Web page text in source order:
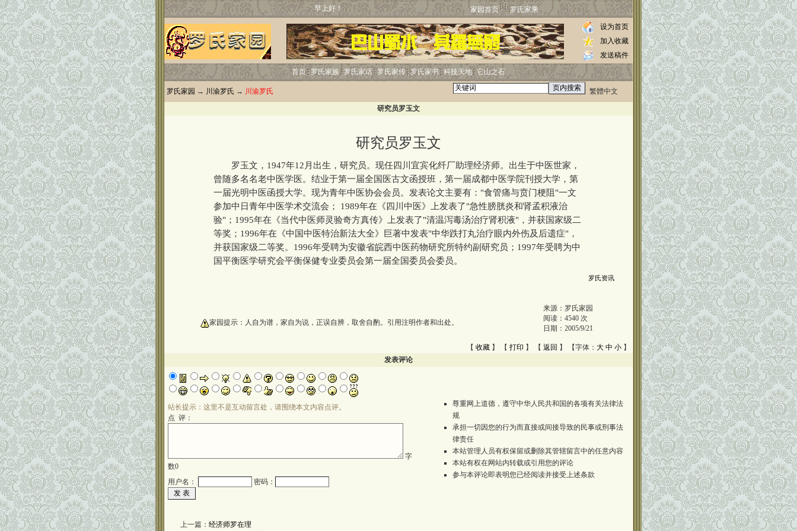
早上好！ 家园首页 罗氏家乘
设为首页
加入收藏
发送稿件
首页 罗氏家族 罗氏家话 罗氏家传 罗氏家书 科技天地 它山之石
罗氏家园 → 川渝罗氏 → 川渝罗氏 繁體中文
研究员罗玉文
研究员罗玉文
罗玉文，1947年12月出生，研究员。现任四川宜宾化纤厂助理经济师。出生于中医世家，
曾随多名名老中医学医。结业于第一届全国医古文函授班，第一届成都中医学院刊授大学，第
一届光明中医函授大学。现为青年中医协会会员。发表论文主要有："食管痛与贲门梗阻"一文
参加中日青年中医学术交流会； 1989年在《四川中医》上发表了"急性膀胱炎和肾孟积液治
验"；1995年在《当代中医师灵验奇方真传》上发表了"清温泻毒汤治疗肾积液"，并获国家级二
等奖；1996年在《中国中医特治新法大全》巨著中发表"中华跌打丸治疗眼内外伤及后遗症"，
并获国家级二等奖。1996年受聘为安徽省皖西中医药物研究所特约副研究员；1997年受聘为中
国平衡医学研究会平衡保健专业委员会第一届全国委员会委员。
罗氏资讯
家园提示：人自为谱，家自为说，正误自辨，取舍自酌。引用注明作者和出处。
来源： 罗氏家园
阅读： 4540 次
日期： 2005/9/21
【 收藏 】 【 打印 】 【 返回 】 【字体： 大 中 小 】
发表评论
站长提示：这里不是互动留言处，请围绕本文内容点评。
点 评：
字
数0
用户名：
密码：
尊重网上道德，遵守中华人民共和国的各项有关法律法
规
承担一切因您的行为而直接或间接导致的民事或刑事法
律责任
本站管理人员有权保留或删除其管辖留言中的任意内容
本站有权在网站内转载或引用您的评论
参与本评论即表明您已经阅读并接受上述条款
上一篇： 经济师罗在理